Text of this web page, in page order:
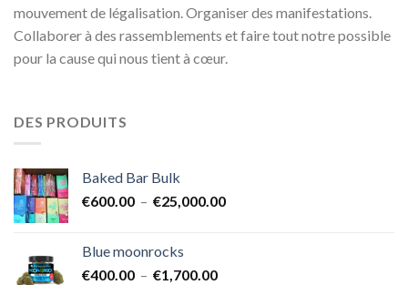
mouvement de légalisation. Organiser des manifestations.
Collaborer à des rassemblements et faire tout notre possible
pour la cause qui nous tient à cœur.
DES PRODUITS
Baked Bar Bulk
€600.00 – €25,000.00Plage
Blue moonrocks
€400.00 – €1,700.00Plage